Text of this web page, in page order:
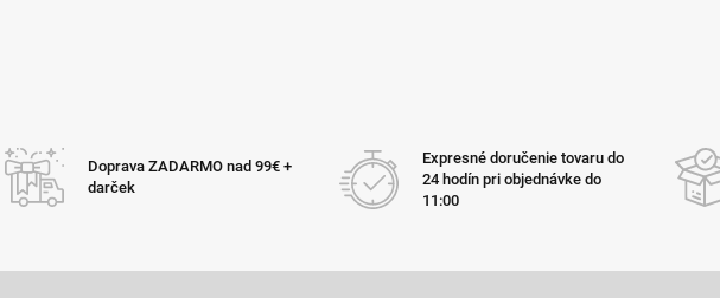
Doprava ZADARMO nad 99€ +
darček
Expresné doručenie tovaru do
24 hodín pri objednávke do
11:00